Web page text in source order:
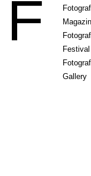
Fotograf
Fotograf
Festival
Fotograf
Gallery